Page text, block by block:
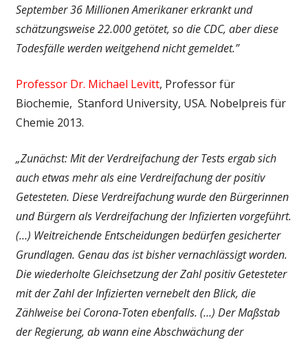
September 36 Millionen Amerikaner erkrankt und
schätzungsweise 22.000 getötet, so die CDC, aber diese
Todesfälle werden weitgehend nicht gemeldet.”
Professor Dr. Michael Levitt, Professor für
Biochemie, Stanford University, USA. Nobelpreis für
Chemie 2013.
„Zunächst: Mit der Verdreifachung der Tests ergab sich
auch etwas mehr als eine Verdreifachung der positiv
Getesteten. Diese Verdreifachung wurde den Bürgerinnen
und Bürgern als Verdreifachung der Infizierten vorgeführt.
(…) Weitreichende Entscheidungen bedürfen gesicherter
Grundlagen. Genau das ist bisher vernachlässigt worden.
Die wiederholte Gleichsetzung der Zahl positiv Getesteter
mit der Zahl der Infizierten vernebelt den Blick, die
Zählweise bei Corona-Toten ebenfalls. (…) Der Maßstab
der Regierung, ab wann eine Abschwächung der